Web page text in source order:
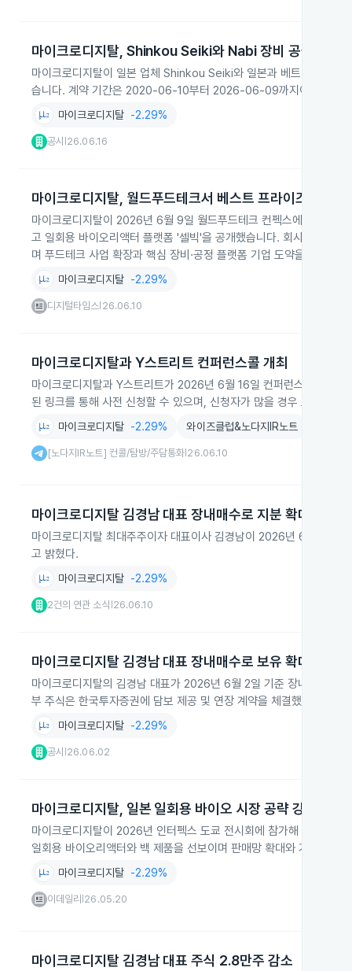
마이크로디지탈, Shinkou Seiki와 Nabi 장비 공급계약
마이크로디지탈이 일본 업체 Shinkou Seiki와 일본과 베트남을 대
습니다. 계약 기간은 2020-06-10부터 2026-06-09까지이며 총 계
마이크로디지탈 -2.29%
공시 26.06.16
마이크로디지탈, 월드푸드테크서 베스트 프라이즈 수상
마이크로디지탈이 2026년 6월 9일 월드푸드테크 컨펙스에서 푸드
고 일회용 바이오리액터 플랫폼 '셀빅'을 공개했습니다. 회사는 2023
며 푸드테크 사업 확장과 핵심 장비·공정 플랫폼 기업 도약을 목표로
마이크로디지탈 -2.29%
디지털타임스 26.06.10
마이크로디지탈과 Y스트리트 컨퍼런스콜 개최
마이크로디지탈과 Y스트리트가 2026년 6월 16일 컨퍼런스콜을 개
된 링크를 통해 사전 신청할 수 있으며, 신청자가 많을 경우 조기 마감
마이크로디지탈 -2.29% 와이즈클럽&노다지IR노트
[노다지IR노트] 컨콜/탐방/주담통화 26.06.10
마이크로디지탈 김경남 대표 장내매수로 지분 확대
마이크로디지탈 최대주주이자 대표이사 김경남이 2026년 6월 장내
고 밝혔다.
마이크로디지탈 -2.29%
2건의 연관 소식 26.06.10
마이크로디지탈 김경남 대표 장내매수로 보유 확대
마이크로디지탈의 김경남 대표가 2026년 6월 2일 기준 장내매수
부 주식은 한국투자증권에 담보 제공 및 연장 계약을 체결했습니다.
마이크로디지탈 -2.29%
공시 26.06.02
마이크로디지탈, 일본 일회용 바이오 시장 공략 강화
마이크로디지탈이 2026년 인터펙스 도쿄 전시회에 참가해 일본 일
일회용 바이오리액터와 백 제품을 선보이며 판매망 확대와 기술 협력
마이크로디지탈 -2.29%
이데일리 26.05.20
마이크로디지탈 김경남 대표 주식 2.8만주 감소